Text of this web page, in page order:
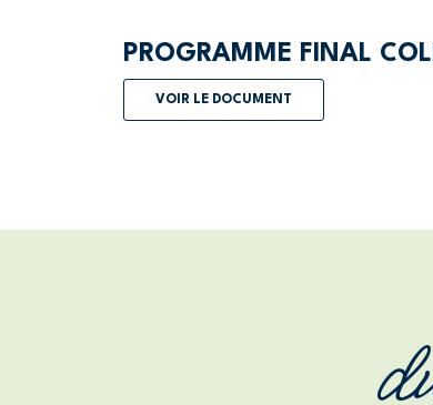
PROGRAMME FINAL
VOIR LE DOCUMENT